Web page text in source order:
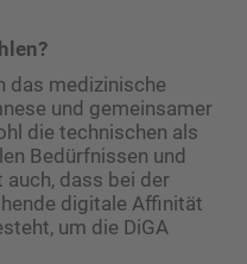
das medizinische
und gemeinsamer
die technischen als
Bedürfnissen und
auch, dass bei der
digitale Affinität
um die DiGA